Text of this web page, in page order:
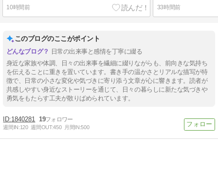
10時間前 33時間前
このブログのここがポイント
日常の出来事と感情を丁寧に綴る
身近な家族や体調、日々の出来事を繊細に綴りながらも、前向きな気持ち
を伝えることに重きを置いています。書き手の温かさとリアルな描写が特
徴で、日常の小さな変化や気づきに寄り添う文章が心に響きます。読者が
共感しやすい身近なストーリーを通じて、日々の暮らしに新たな気づきや
勇気をもたらす工夫が散りばめられています。
1840281 19
週間IN:120 週間OUT:450 月間IN:500